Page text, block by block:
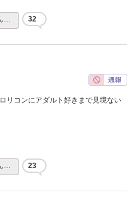
… 32
リコンにアダルト好きまで見境ない
… 23